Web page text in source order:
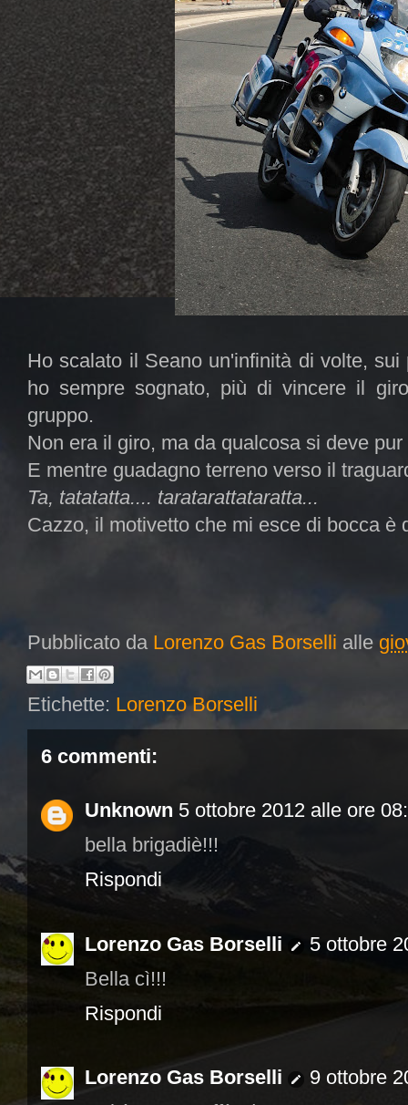
Ho scalato il Seano un'infinità di volte,
ho sempre sognato, più di vincere il
gruppo.
Non era il giro, ma da qualcosa si deve
E mentre guadagno terreno verso il
Ta, tatatatta.... taratarattataratta...
Cazzo, il motivetto che mi esce di bocca è
Pubblicato da Lorenzo Gas Borselli alle
Etichette: Lorenzo Borselli
6 commenti:
Unknown 5 ottobre 2012 alle ore
bella brigadiè!!!
Rispondi
Lorenzo Gas Borselli
5 ottobre
Bella cì!!!
Rispondi
Lorenzo Gas Borselli
9 ottobre